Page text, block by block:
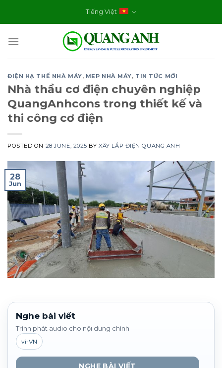
Tiếng Việt
ĐIỆN HẠ THẾ NHÀ MÁY, MEP NHÀ MÁY, TIN TỨC MỚI
Nhà thầu cơ điện chuyên nghiệp
QuangAnhcons trong thiết kế và
thi công cơ điện
POSTED ON 28 JUNE, 2025 BYXÂY LẮP ĐIỆN QUANG ANH
28
Jun
Nghe bài viết
Trình phát audio cho nội dung chính
vi-VN
NGHE BÀI VIẾT